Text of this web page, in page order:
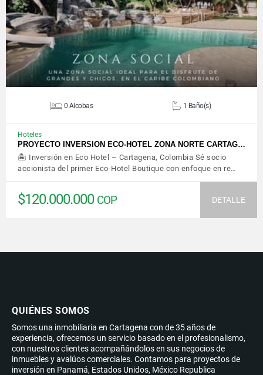
VER DETALLES
0 Alcobas 1 Baño(s)
Hoteles
PROYECTO INVERSION ECO-HOTEL ZONA NORTE CARTAG…
🏝️ Inversión en Eco Hotel – Cartagena, Colombia Sé socio
accionista del primer Eco-Hotel Boutique con enfoque en re…
$120.000.000 COP DETALLE
QUIÉNES SOMOS
Somos una inmobiliaria en Cartagena con de 35 años de
experiencia, ofrecemos un servicio basado en el profesionalismo,
con nuestros clientes acompañándolos en sus negocios de
inmuebles y avalúos comerciales. Contamos para proyectos de
inversión en Panamá, Estados Unidos, México Republica